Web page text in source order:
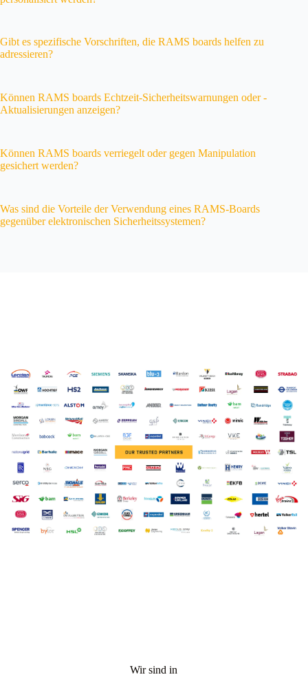
Gibt es spezifische Vorschriften, die RAMS boards helfen zu
adressieren?
Können RAMS boards Echtzeit-Sicherheitswarnungen oder -
Aktualisierungen anzeigen?
Können RAMS boards verriegelt oder gegen Manipulation
gesichert werden?
Was sind die Vorteile der Verwendung eines RAMS-Boards
gegenüber elektronischen Sicherheitssystemen?
Wir sind in